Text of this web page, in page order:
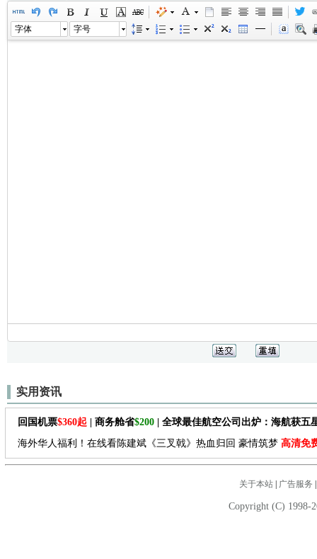
字体 字号
实用资讯
回国机票$360起 | 商务舱省$200 | 全球最佳航空公司出炉：海航获五
海外华人福利！在线看陈建斌《三叉戟》热血归回 豪情筑梦 高清免
关于本站| 广告服务
Copyright (C) 1998-